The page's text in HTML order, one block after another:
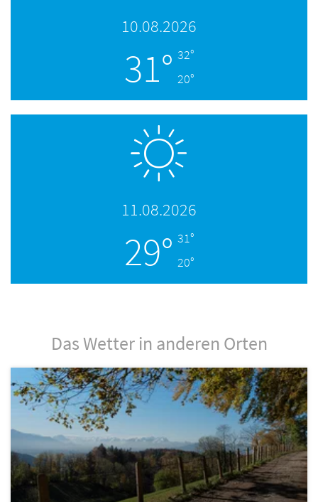
10.08.2026
31° 32°
20°
11.08.2026
29° 31°
20°
Das Wetter in anderen Orten